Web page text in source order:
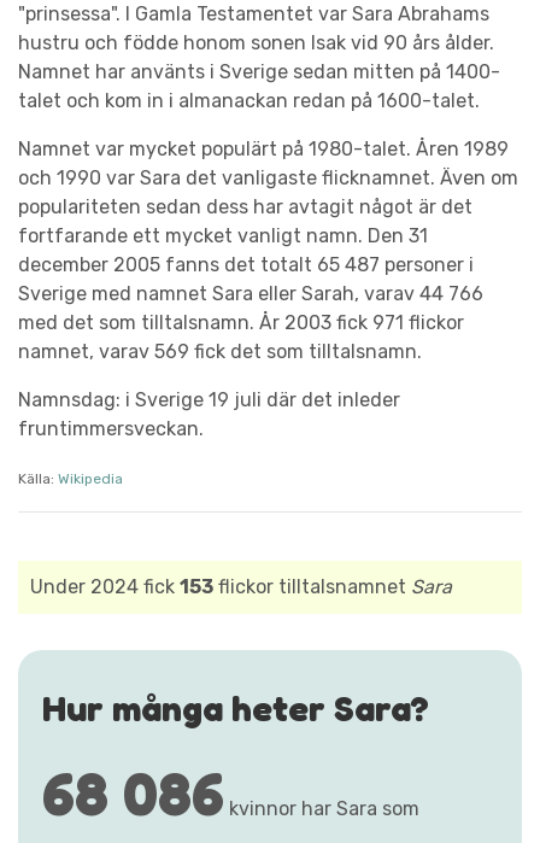
"prinsessa". I Gamla Testamentet var Sara Abrahams
hustru och födde honom sonen Isak vid 90 års ålder.
Namnet har använts i Sverige sedan mitten på 1400-
talet och kom in i almanackan redan på 1600-talet.
Namnet var mycket populärt på 1980-talet. Åren 1989
och 1990 var Sara det vanligaste flicknamnet. Även om
populariteten sedan dess har avtagit något är det
fortfarande ett mycket vanligt namn. Den 31
december 2005 fanns det totalt 65 487 personer i
Sverige med namnet Sara eller Sarah, varav 44 766
med det som tilltalsnamn. År 2003 fick 971 flickor
namnet, varav 569 fick det som tilltalsnamn.
Namnsdag: i Sverige 19 juli där det inleder
fruntimmersveckan.
Källa: Wikipedia
Under 2024 fick 153 flickor tilltalsnamnet Sara
Hur många heter Sara?
68 086 kvinnor har Sara som